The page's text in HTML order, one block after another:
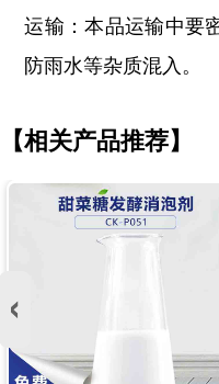
运输：本品运输中要
防雨水等杂质混入。
【相关产品推荐】